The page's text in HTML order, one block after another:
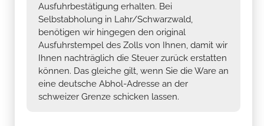
Ausfuhrbestätigung erhalten. Bei
Selbstabholung in Lahr/Schwarzwald,
benötigen wir hingegen den original
Ausfuhrstempel des Zolls von Ihnen, damit wir
Ihnen nachträglich die Steuer zurück erstatten
können. Das gleiche gilt, wenn Sie die Ware an
eine deutsche Abhol-Adresse an der
schweizer Grenze schicken lassen.